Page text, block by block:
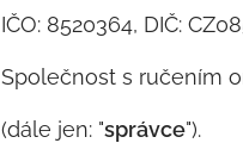
IČO: 8520364, DIČ:
Společnost s ručením
(dále jen: "správce").